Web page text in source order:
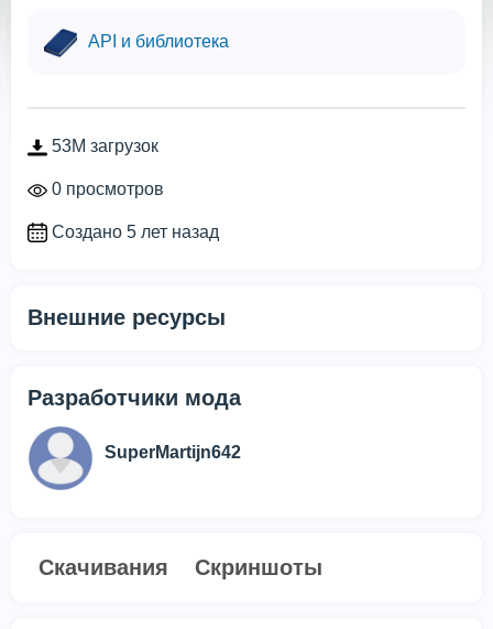
API и библиотека
53M загрузок
0 просмотров
Создано 5 лет назад
Внешние ресурсы
Разработчики мода
SuperMartijn642
Скачивания Скриншоты